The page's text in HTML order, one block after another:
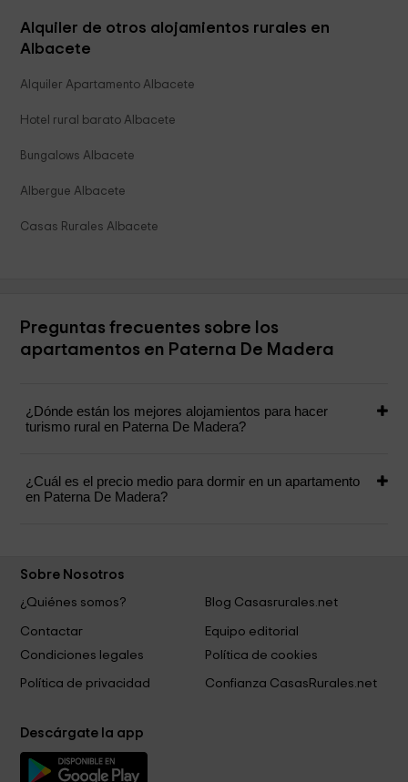
Alquiler de otros alojamientos rurales en
Albacete
Alquiler Apartamento Albacete
Hotel rural barato Albacete
Bungalows Albacete
Albergue Albacete
Casas Rurales Albacete
Preguntas frecuentes sobre los
apartamentos en Paterna De Madera
¿Dónde están los mejores alojamientos para hacer
turismo rural en Paterna De Madera?
¿Cuál es el precio medio para dormir en un apartamento
en Paterna De Madera?
Sobre Nosotros
¿Quiénes somos?
Blog Casasrurales.net
Contactar
Equipo editorial
Condiciones legales
Política de cookies
Política de privacidad Confianza CasasRurales.net
Descárgate la app